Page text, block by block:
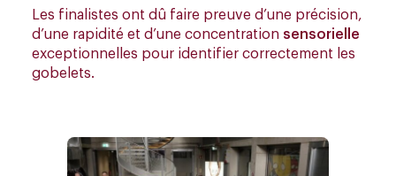
Les finalistes ont dû faire preuve d’une précision,
d’une rapidité et d’une concentration sensorielle
exceptionnelles pour identifier correctement les
gobelets.